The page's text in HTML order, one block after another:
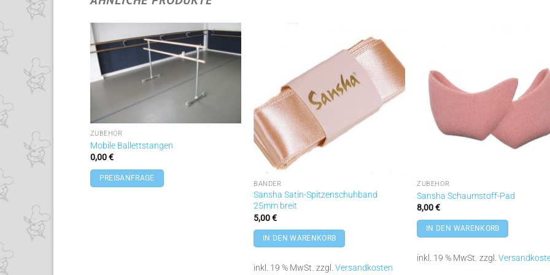
Wunschliste
hinzufügen
ZUBEHÖR
Mobile Ballettstangen
0,00€
PREISANFRAGE
Zu
Wunschliste
hinzufügen
BÄNDER
Sansha Satin-Spitzenschuhband
25mm breit
5,00€
IN DEN WARENKORB
inkl. 19 % MwSt. zzgl.Versandkosten
ZUBEHÖR
Sansha Schaumstoff-Pad
8,00€
IN DEN WARENKORB
inkl. 19 % MwSt. zzgl.